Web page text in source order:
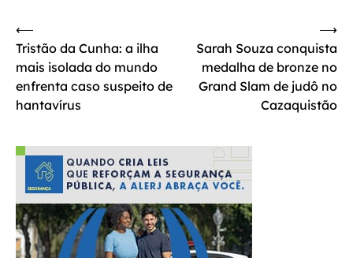
Navegação
de
Post
⟵
Tristão da Cunha: a ilha
mais isolada do mundo
enfrenta caso suspeito de
hantavírus
Sarah Souza conquista
medalha de bronze no
Grand Slam de judô no
Cazaquistão
⟶